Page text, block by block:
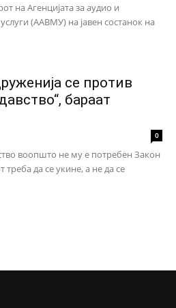
на Агенцијата за аудио и
(ААВМУ) на јавен состанок на
се против
бараат
0
воопшто не му е потребен Закон
да се укине, а не да се